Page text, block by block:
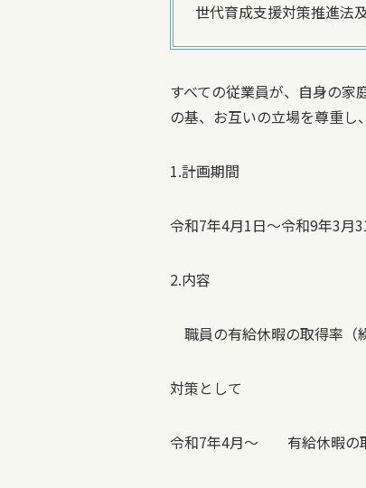
世代育成支援対策推進法
すべての従業員が、自身の家
の基、お互いの立場を尊重し
1.計画期間
令和7年4月1日～令和9年3
2.内容
職員の有給休暇の取得率（
対策として
令和7年4月～ 有給休暇の取